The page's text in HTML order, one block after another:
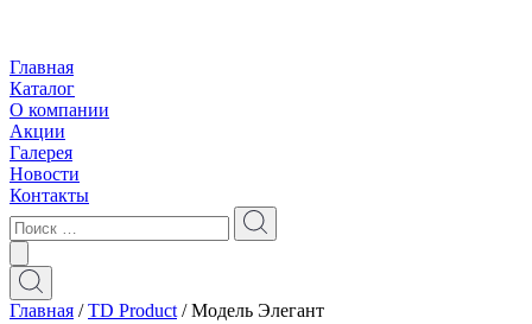
Главная
Каталог
О компании
Акции
Галерея
Новости
Контакты
Главная /TD Product/ Модель Элегант